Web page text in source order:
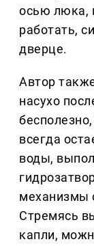
осью люка,
работать,
дверце.
Автор
насухо
всегда
воды,
механизмы
Стремясь
капли,